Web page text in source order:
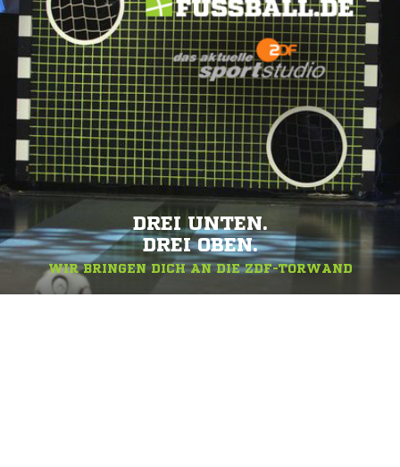
DREI UNTEN.
DREI OBEN.
WIR BRINGEN DICH AN DIE ZDF-TORWAND